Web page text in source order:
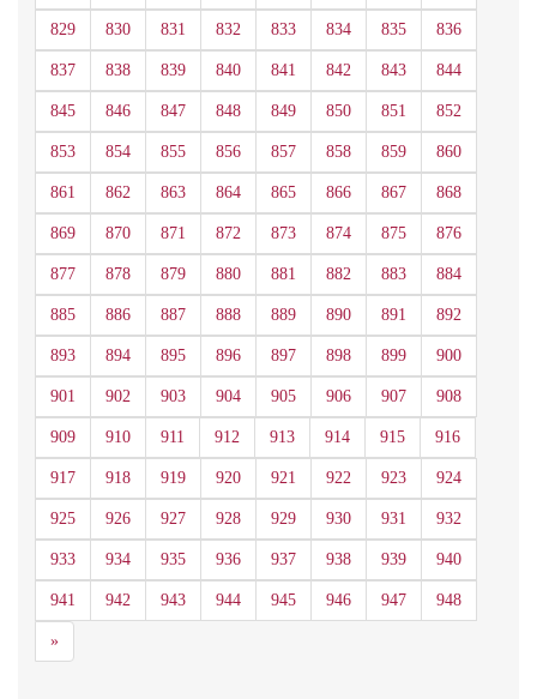
829 830 831 832 833 834 835 836
837 838 839 840 841 842 843 844
845 846 847 848 849 850 851 852
853 854 855 856 857 858 859 860
861 862 863 864 865 866 867 868
869 870 871 872 873 874 875 876
877 878 879 880 881 882 883 884
885 886 887 888 889 890 891 892
893 894 895 896 897 898 899 900
901 902 903 904 905 906 907 908
909 910 911 912 913 914 915 916
917 918 919 920 921 922 923 924
925 926 927 928 929 930 931 932
933 934 935 936 937 938 939 940
941 942 943 944 945 946 947 948
»Siguiente